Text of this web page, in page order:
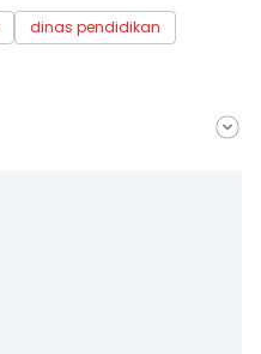
dinas pendidikan